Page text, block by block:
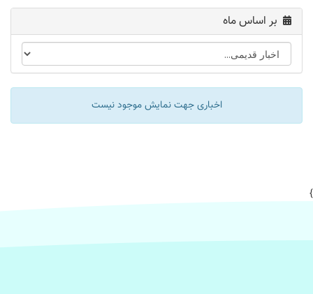
بر اساس ماه
اخباری جهت نمایش موجود نیست
}